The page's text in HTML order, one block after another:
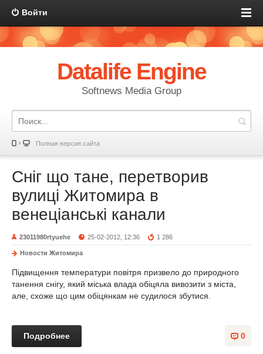
Войти
Datalife Engine
Softnews Media Group
Полная версия сайта
Сніг що тане, перетворив
вулиці Житомира в
венеціанські канали
23011980rtyuehe 25-02-2012, 12:36 1 286
Новости Житомира
Підвищення температури повітря призвело до природного
танення снігу, який міська влада обіцяла вивозити з міста,
але, схоже що цим обіцянкам не судилося збутися.
0
Подробнее